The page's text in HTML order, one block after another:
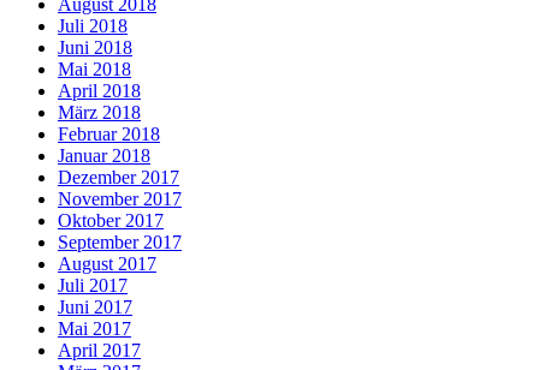
August 2018
Juli 2018
Juni 2018
Mai 2018
April 2018
März 2018
Februar 2018
Januar 2018
Dezember 2017
November 2017
Oktober 2017
September 2017
August 2017
Juli 2017
Juni 2017
Mai 2017
April 2017